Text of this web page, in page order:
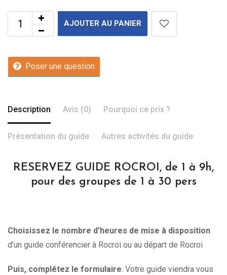
AJOUTER AU PANIER
Poser une question
Description Avis (0) Pourquoi ce prix ?
Présentation du guide Autres activités du guide
RESERVEZ GUIDE ROCROI, de 1 à 9h,
pour des groupes de 1 à 30 pers
Choisissez le nombre d’heures de mise à disposition
d’un guide conférencier à Rocroi ou au départ de Rocroi
Puis, complétez le formulaire. Votre guide viendra vous